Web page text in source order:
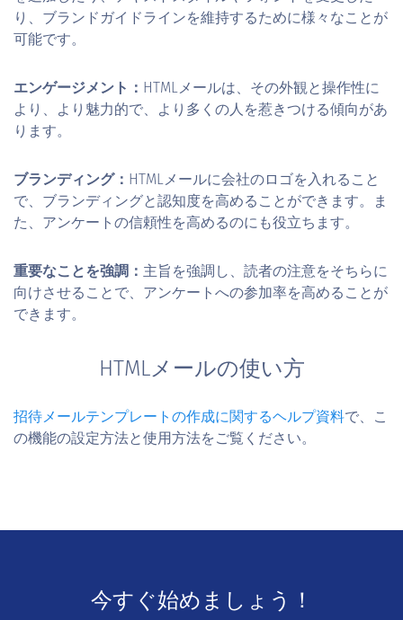
り、ブランドガイドラインを維持するために様々なことが
可能です。
エンゲージメント： HTMLメールは、その外観と操作性に
より、より魅力的で、より多くの人を惹きつける傾向があ
ります。
ブランディング： HTMLメールに会社のロゴを入れること
で、ブランディングと認知度を高めることができます。ま
た、アンケートの信頼性を高めるのにも役立ちます。
重要なことを強調： 主旨を強調し、読者の注意をそちらに
向けさせることで、アンケートへの参加率を高めることが
できます。
HTMLメールの使い方
招待メールテンプレートの作成に関するヘルプ資料で、こ
の機能の設定方法と使用方法をご覧ください。
今すぐ始めましょう！